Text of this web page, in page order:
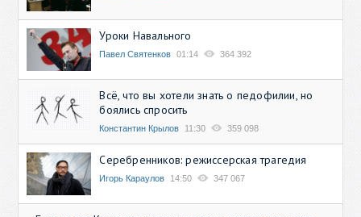
Уроки Навального
Павел Святенков 01:14 364 392
Всё, что вы хотели знать о педофилии, но
боялись спросить
Константин Крылов 11:30 359 098
Серебренников: режиссерская трагедия
Игорь Караулов 14:50 347 067